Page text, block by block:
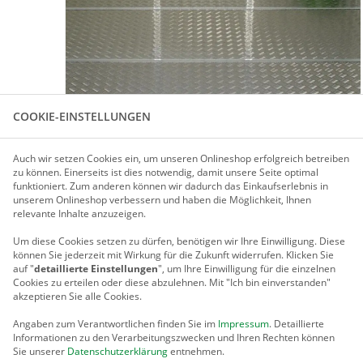
Für größere Ansicht Maus über das Bild ziehen
ALU-RIFFELBLECH-BODEN FÜR GRÖSSE 1
Hochwertiger, funktioneller, belastbarer Alu-Riffelblech-
Zur Verlegung ist der Fundamentrahmen erforderlich.
COOKIE-EINSTELLUNGEN
Auch wir setzen Cookies ein, um unseren Onlineshop erfolgreich betreiben
zu können. Einerseits ist dies notwendig, damit unsere Seite optimal
funktioniert. Zum anderen können wir dadurch das Einkaufserlebnis in
unserem Onlineshop verbessern und haben die Möglichkeit, Ihnen
relevante Inhalte anzuzeigen.
Um diese Cookies setzen zu dürfen, benötigen wir Ihre Einwilligung. Diese
können Sie jederzeit mit Wirkung für die Zukunft widerrufen. Klicken Sie
auf "detaillierte Einstellungen", um Ihre Einwilligung für die einzelnen
Cookies zu erteilen oder diese abzulehnen. Mit "Ich bin einverstanden"
akzeptieren Sie alle Cookies.
Angaben zum Verantwortlichen finden Sie im Impressum. Detaillierte
Informationen zu den Verarbeitungszwecken und Ihren Rechten können
Sie unserer Datenschutzerklärung entnehmen.